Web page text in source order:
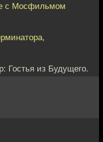
с Мосфильмом
Гостья из Будущего.